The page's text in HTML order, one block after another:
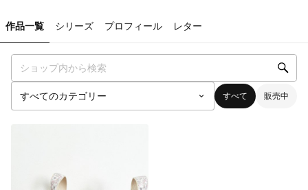
作品一覧 シリーズ プロフィール レター
すべて 販売中